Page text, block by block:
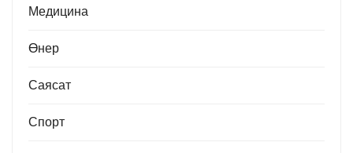
Медицина
Өнер
Саясат
Спорт